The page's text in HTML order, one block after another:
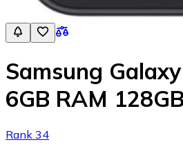
Samsung
6GB RAM 128GB
Rank 34